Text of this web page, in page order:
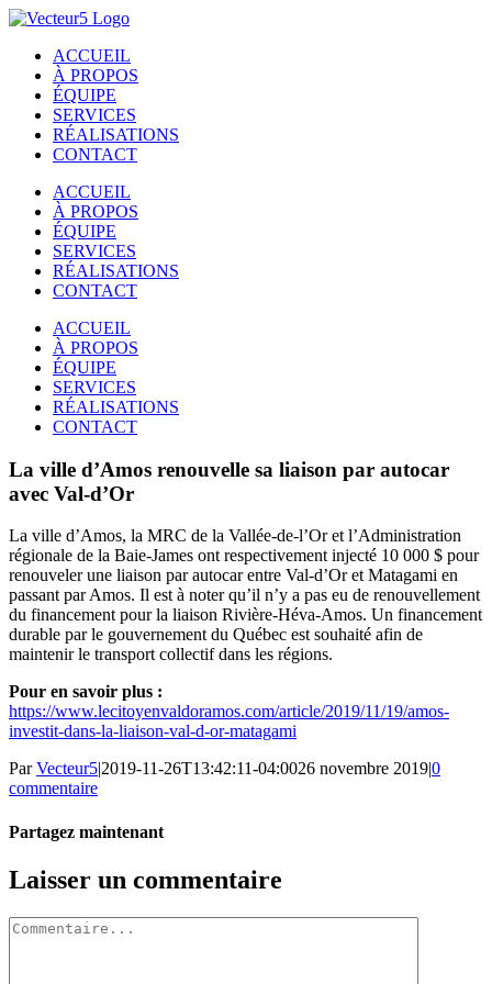
Passer
contenuACCUEIL
À PROPOS
ÉQUIPE
SERVICES
RÉALISATIONS
CONTACT
ACCUEIL
À PROPOS
ÉQUIPE
SERVICES
RÉALISATIONS
CONTACT
ACCUEIL
À PROPOS
ÉQUIPE
SERVICES
RÉALISATIONS
CONTACT
La ville d’Amos renouvelle sa liaison par autocar
avec Val-d’Or
La ville d’Amos, la MRC de la Vallée-de-l’Or et l’Administration
régionale de la Baie-James ont respectivement injecté 10 000 $ pour
renouveler une liaison par autocar entre Val-d’Or et Matagami en
passant par Amos. Il est à noter qu’il n’y a pas eu de renouvellement
du financement pour la liaison Rivière-Héva-Amos. Un financement
durable par le gouvernement du Québec est souhaité afin de
maintenir le transport collectif dans les régions.
Pour en savoir plus :
https://www.lecitoyenvaldoramos.com/article/2019/11/19/amos-
investit-dans-la-liaison-val-d-or-matagami
ParVecteur5|2019-11-26T13:42:11-04:0026 novembre 2019|0
commentaire
Partagez maintenant
Facebook
Twitter
LinkedIn
Tumblr
Pinterest
Email
Laisser un commentaire
Commentaire